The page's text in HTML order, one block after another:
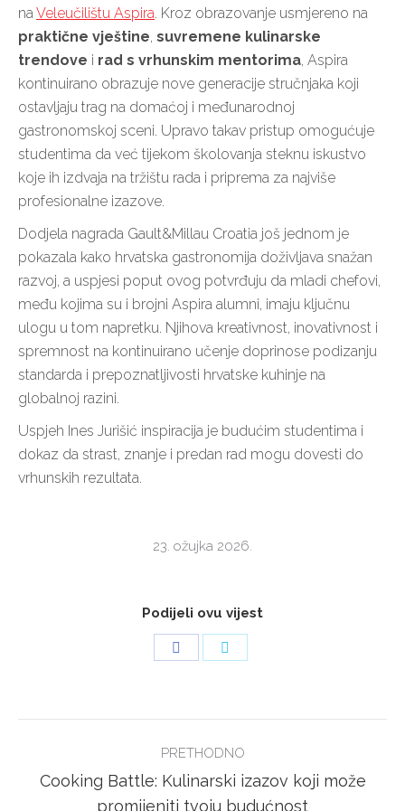
naVeleučilištu Aspira. Kroz obrazovanje usmjereno na
praktične vještine, suvremene kulinarske
trendove i rad s vrhunskim mentorima, Aspira
kontinuirano obrazuje nove generacije stručnjaka koji
ostavljaju trag na domaćoj i međunarodnoj
gastronomskoj sceni. Upravo takav pristup omogućuje
studentima da već tijekom školovanja steknu iskustvo
koje ih izdvaja na tržištu rada i priprema za najviše
profesionalne izazove.
Dodjela nagrada Gault&Millau Croatia još jednom je
pokazala kako hrvatska gastronomija doživljava snažan
razvoj, a uspjesi poput ovog potvrđuju da mladi chefovi,
među kojima su i brojni Aspira alumni, imaju ključnu
ulogu u tom napretku. Njihova kreativnost, inovativnost i
spremnost na kontinuirano učenje doprinose podizanju
standarda i prepoznatljivosti hrvatske kuhinje na
globalnoj razini.
Uspjeh Ines Jurišić inspiracija je budućim studentima i
dokaz da strast, znanje i predan rad mogu dovesti do
vrhunskih rezultata.
23. ožujka 2026.
Podijeli ovu vijest
NAVIGATION
PRETHODNO
Previous
Cooking Battle: Kulinarski izazov koji može
promijeniti tvoju budućnost